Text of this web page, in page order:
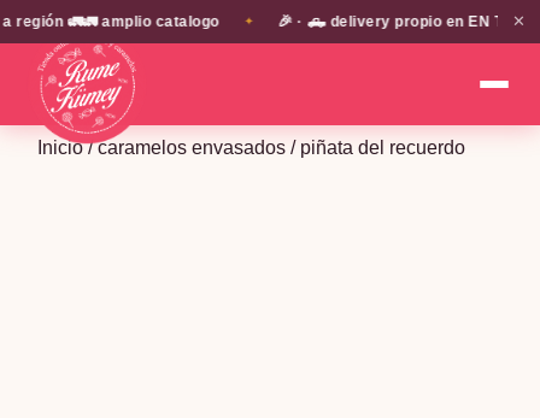
🚛🚛 amplio catalogo ✦ 🎉 · 🛻 delivery propio en EN TODA LA
✕
Inicio/caramelos envasados / piñata del recuerdo